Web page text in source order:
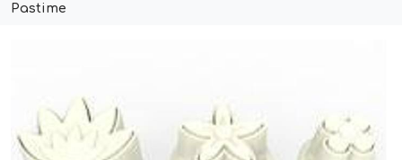
Pastime